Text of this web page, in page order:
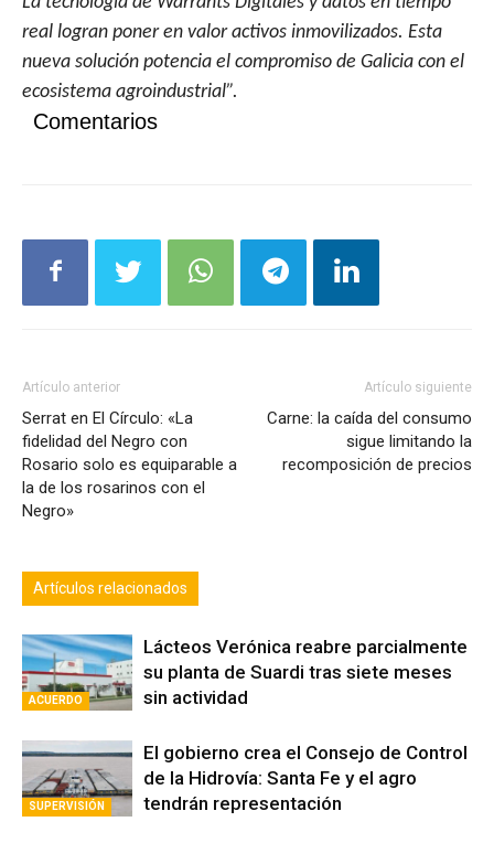
real logran poner en valor activos inmovilizados. Esta
nueva solución potencia el compromiso de Galicia con el
ecosistema agroindustrial”.
Comentarios
Artículo anterior
Serrat en El Círculo: «La
fidelidad del Negro con
Rosario solo es equiparable a
la de los rosarinos con el
Negro»
Artículo siguiente
Carne: la caída del consumo
sigue limitando la
recomposición de precios
Artículos relacionados
ACUERDO
Lácteos Verónica reabre parcialmente
su planta de Suardi tras siete meses
sin actividad
SUPERVISIÓN
El gobierno crea el Consejo de Control
de la Hidrovía: Santa Fe y el agro
tendrán representación